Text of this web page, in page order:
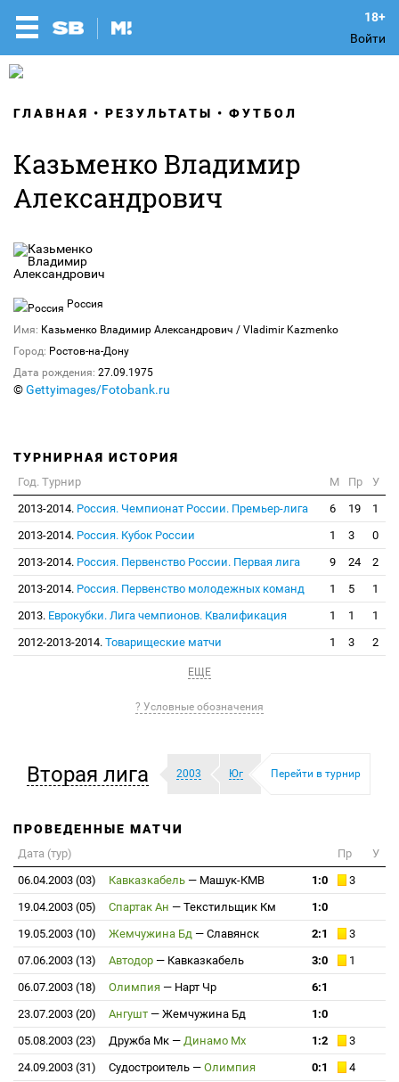
Войти
ГЛАВНАЯ РЕЗУЛЬТАТЫ ФУТБОЛ
Казьменко Владимир
Александрович
Россия
Имя: Казьменко Владимир Александрович / Vladimir Kazmenko
Город: Ростов-на-Дону
Дата рождения: 27.09.1975
©Gettyimages/Fotobank.ru
ТУРНИРНАЯ ИСТОРИЯ
Год. Турнир М Пр
У
2013-2014. Россия. Чемпионат России. Премьер-лига 6 19
1
2013-2014. Россия. Кубок России 1 3
0
2013-2014. Россия. Первенство России. Первая лига 9 24
2
2013-2014. Россия. Первенство молодежных команд 1 5
1
2013. Еврокубки. Лига чемпионов. Квалификация 1 1
1
2012-2013-2014. Товарищеские матчи 1 3 2
ЕЩЕ
? Условные обозначения
Вторая лига 2003 Юг Перейти в турнир
ПРОВЕДЕННЫЕ МАТЧИ
Дата (тур) Пр
У
06.04.2003 (03)
Кавказкабель — Машук-КМВ 1:0
3
19.04.2003 (05)
Спартак Ан — Текстильщик Км
1:0
19.05.2003 (10)
Жемчужина Бд — Славянск 2:1
3
07.06.2003 (13)
Автодор — Кавказкабель 3:0
1
06.07.2003 (18)
Олимпия — Нарт Чр
6:1
23.07.2003 (20)
Ангушт — Жемчужина Бд
1:0
05.08.2003 (23)
Дружба Мк — Динамо Мх 1:2
3
24.09.2003 (31)
Судостроитель — Олимпия 0:1
4